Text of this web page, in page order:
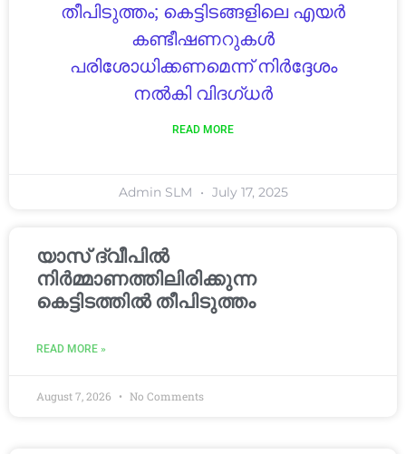
തീപിടുത്തം; കെട്ടിടങ്ങളിലെ എയർ
കണ്ടീഷണറുകൾ
പരിശോധിക്കണമെന്ന് നിർദ്ദേശം
നൽകി വിദഗ്ധർ
READ MORE
Admin SLM July 17, 2025
യാസ് ദ്വീപിൽ
നിർമ്മാണത്തിലിരിക്കുന്ന
കെട്ടിടത്തിൽ തീപിടുത്തം
READ MORE »
August 7, 2026 No Comments